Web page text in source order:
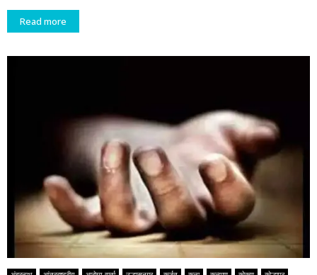
Read more